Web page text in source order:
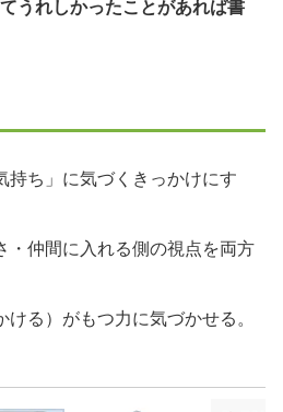
うれしかったことがあれば書
持ち」に気づくきっかけにす
・仲間に入れる側の視点を両方
る）がもつ力に気づかせる。